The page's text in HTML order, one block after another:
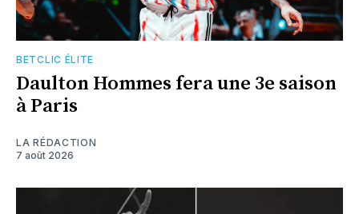
BETCLIC ÉLITE
Daulton Hommes fera une 3e saison
à Paris
LA RÉDACTION
7 août 2026